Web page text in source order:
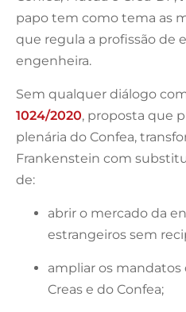
papo tem como tema as
que regula a profissão de
engenheira.
Sem qualquer diálogo
1024/2020, proposta que
plenária do Confea,
Frankenstein com
de:
abrir o mercado da
estrangeiros sem
ampliar os
Creas e do Confea;